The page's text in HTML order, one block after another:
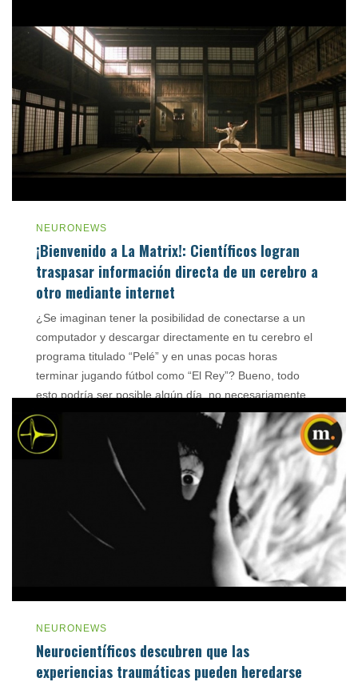
junio 16, 2015
NEURONEWS
¡Bienvenido a La Matrix!: Científicos logran
traspasar información directa de un cerebro a
otro mediante internet
¿Se imaginan tener la posibilidad de conectarse a un
computador y descargar directamente en tu cerebro el
programa titulado “Pelé” y en unas pocas horas
terminar jugando fútbol como “El Rey”? Bueno, todo
esto podría ser posible algún día, no necesariamente
lejano. Científicos de la U. de Washington, en Estados
Unidos, lograron transmitir de forma […]
NEURONEWS
Neurocientíficos descubren que las
experiencias traumáticas pueden heredarse